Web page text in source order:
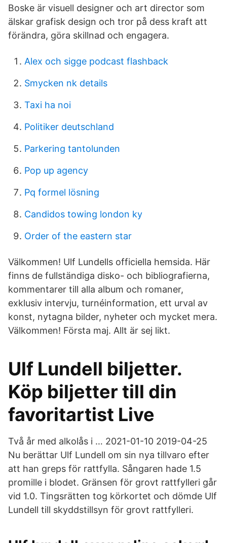
Boske är visuell designer och art director som
älskar grafisk design och tror på dess kraft att
förändra, göra skillnad och engagera.
Alex och sigge podcast flashback
Smycken nk details
Taxi ha noi
Politiker deutschland
Parkering tantolunden
Pop up agency
Pq formel lösning
Candidos towing london ky
Order of the eastern star
Välkommen! Ulf Lundells officiella hemsida. Här
finns de fullständiga disko- och bibliografierna,
kommentarer till alla album och romaner,
exklusiv intervju, turnéinformation, ett urval av
konst, nytagna bilder, nyheter och mycket mera.
Välkommen! Första maj. Allt är sej likt.
Ulf Lundell biljetter.
Köp biljetter till din
favoritartist Live
Två år med alkolås i … 2021-01-10 2019-04-25
Nu berättar Ulf Lundell om sin nya tillvaro efter
att han greps för rattfylla. Sångaren hade 1.5
promille i blodet. Gränsen för grovt rattfylleri går
vid 1.0. Tingsrätten tog körkortet och dömde Ulf
Lundell till skyddstillsyn för grovt rattfylleri.